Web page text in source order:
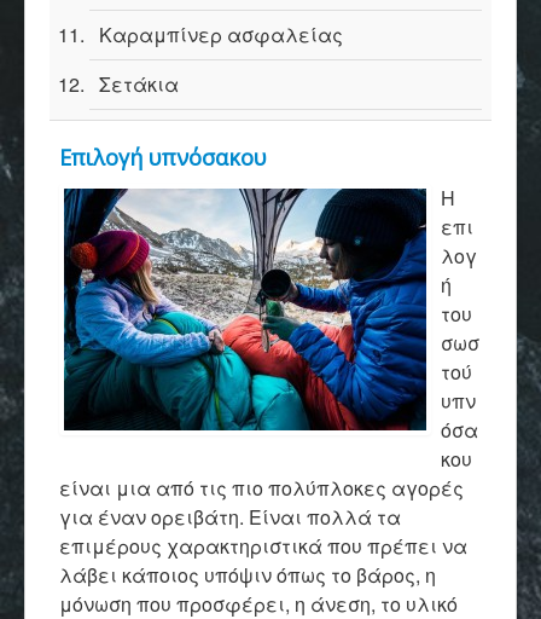
Καραμπίνερ ασφαλείας
Σετάκια
Επιλογή υπνόσακου
Η
επι
λογ
ή
του
σωσ
τού
υπν
όσα
κου
είναι μια από τις πιο πολύπλοκες αγορές
για έναν ορειβάτη. Είναι πολλά τα
επιμέρους χαρακτηριστικά που πρέπει να
λάβει κάποιος υπόψιν όπως το βάρος, η
μόνωση που προσφέρει, η άνεση, το υλικό